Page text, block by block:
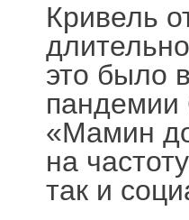
Кривель
это было
пандемии
«Мамин
на
так и